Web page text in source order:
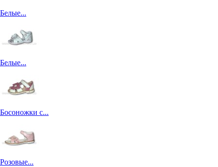
Белые...
Белые...
Босоножки с...
Розовые...